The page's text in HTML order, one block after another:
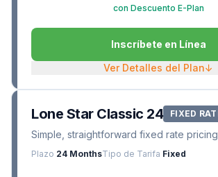
con Descuento E-Plan
Inscríbete en Línea
Ver Detalles del Plan↓
Lone Star Classic 24 FIXED
Simple, straightforward fixed rate pricing
Plazo 24 MonthsTipo de Tarifa Fixed